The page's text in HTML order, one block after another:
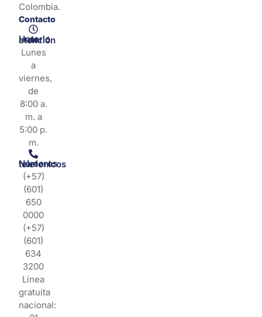
Colombia.
Contacto
Horario de atención
Lunes
a
viernes,
de
8:00 a.
m. a
5:00 p.
m.
Números telefonicos
(+57)
(601)
650
0000
(+57)
(601)
634
3200
Línea
gratuita
nacional: